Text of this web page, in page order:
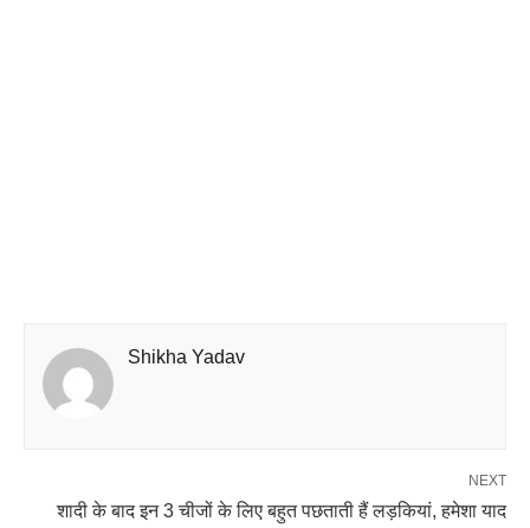
Shikha Yadav
NEXT
शादी के बाद इन 3 चीजों के लिए बहुत पछताती हैं लड़कियां, हमेशा याद